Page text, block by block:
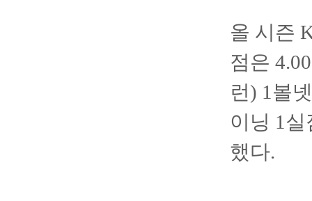
올 시즌
점은
런) 1볼
이닝 1
했다.